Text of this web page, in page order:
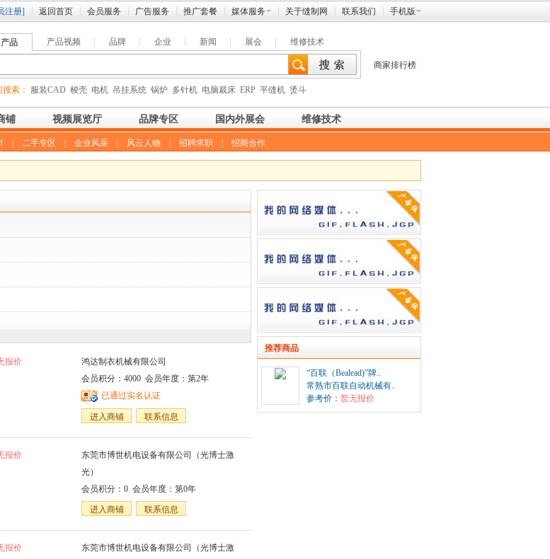
注册] 返回首页 会员服务 广告服务 推广套餐 媒体服务 关于缝制网 联系我们 手机版
产品 产品视频 品牌 企业 新闻 展会 维修技术
索： 服装CAD 梭壳 电机 吊挂系统 锅炉 多针机 电脑裁床 ERP 平缝机 烫斗
商家排行榜
铺 视频展览厅 品牌专区 国内外展会 维修技术
二手专区 企业风采 风云人物 招聘求职 招商合作
报价
鸿达制衣机械有限公司
会员积分：4000 会员年度：第2年
已通过实名认证
进入商铺 联系信息
报价
东莞市博世机电设备有限公司（光博士激
光）
会员积分：0 会员年度：第0年
进入商铺 联系信息
报价
东莞市博世机电设备有限公司（光博士激
推荐商品
“百联（Bealead)”牌..
常熟市百联自动机械有..
参考价： 暂无报价